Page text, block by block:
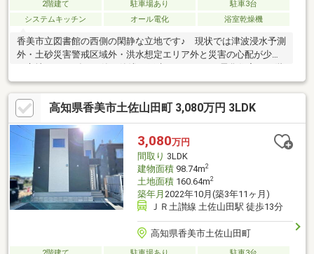
2階建て 駐車場あり
駐車3台
システムキッチン
オール電化 浴室乾燥機
香美市立図書館の西側の閑静な立地です♪ 現状では津波浸水予測
外・土砂災害警戒区域外・洪水想定エリア外と災害の心配が少な
には20帖の広めのリビング、2階には3居室で、全居室収納と収納
豊富です♪ 南向きバルコニーも2つあり開放的♪ 最大で3台駐車
可能です♪高知県香美市土佐山田町 3,080万円 3LDK
3,080万円
間取り 3LDK
建物面積98.74m2
土地面積160.64m2
築年月 2022年10月(築3年11ヶ月)
ＪＲ土讃線 土佐山田駅 徒歩13分
高知県香美市土佐山田町